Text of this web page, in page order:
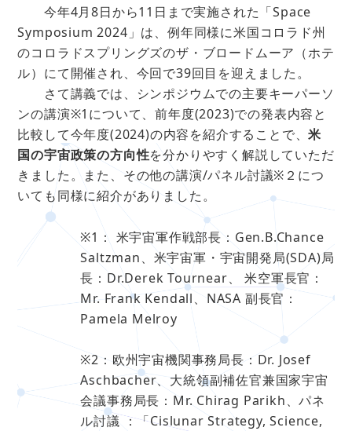
今年4月8日から11日まで実施された「Space
Symposium 2024」は、例年同様に米国コロラド州
のコロラドスプリングズのザ・ブロードムーア（ホテ
ル）にて開催され、今回で39回目を迎えました。
さて講義では、シンポジウムでの主要キーパーソ
ンの講演※1について、前年度(2023)での発表内容と
比較して今年度(2024)の内容を紹介することで、米
国の宇宙政策の方向性を分かりやすく解説していただ
きました。また、その他の講演/パネル討議※２につ
いても同様に紹介がありました。
※1： 米宇宙軍作戦部長：Gen.B.Chance
Saltzman、米宇宙軍・宇宙開発局(SDA)局
長：Dr.Derek Tournear、 米空軍長官：
Mr. Frank Kendall、NASA 副長官：
Pamela Melroy
※2：欧州宇宙機関事務局長：Dr. Josef
Aschbacher、大統領副補佐官兼国家宇宙
会議事務局長：Mr. Chirag Parikh、パネ
ル討議 ：「Cislunar Strategy, Science,